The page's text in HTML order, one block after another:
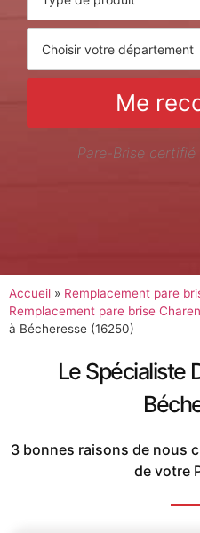
Me
Pare-Brise certifié
Accueil » Remplacement pare
Remplacement pare brise
à Bécheresse (16250)
Le Spécialiste
3 bonnes raisons de nous
de votre